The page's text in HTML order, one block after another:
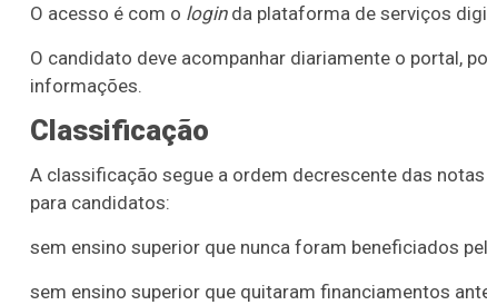
O acesso é com o loginda plataforma de serviços
O candidato deve acompanhar diariamente o portal,
informações.
Classificação
A classificação segue a ordem decrescente das
para candidatos:
sem ensino superior que nunca foram beneficiados
sem ensino superior que quitaram financiamentos